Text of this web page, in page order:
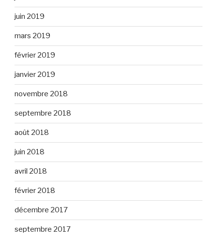
juin 2019
mars 2019
février 2019
janvier 2019
novembre 2018
septembre 2018
août 2018
juin 2018
avril 2018
février 2018
décembre 2017
septembre 2017